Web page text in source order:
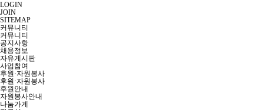
LOGIN
JOIN
SITEMAP
커뮤니티
커뮤니티
공지사항
채용정보
자유게시판
사업참여
후원·자원봉사
후원·자원봉사
후원안내
자원봉사안내
나눔가게